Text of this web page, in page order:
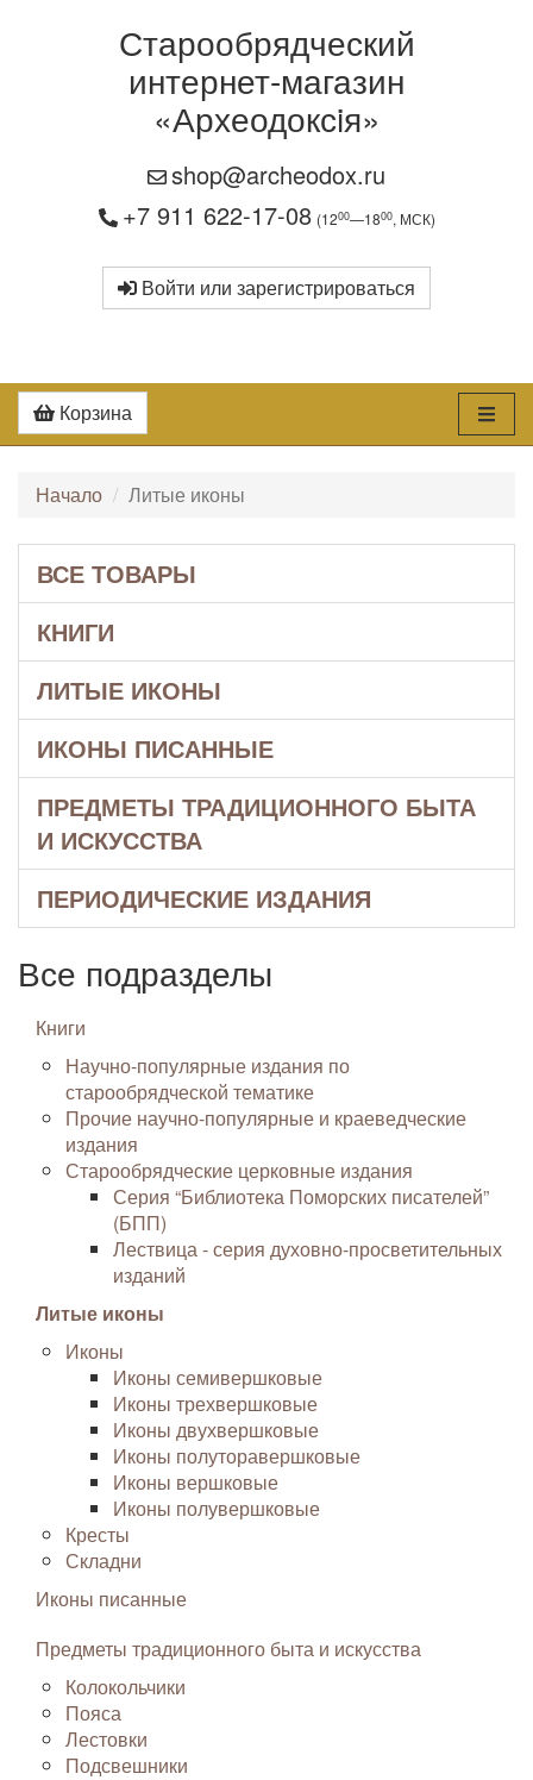
Старообрядческий
интернет-магазин
«Археодоксiя»
shop@archeodox.ru
+7 911 622-17-08 (1200—1800, МСК)
Войти или зарегистрироваться
Корзина
Начало Литые иконы
ВСЕ ТОВАРЫ
КНИГИ
ЛИТЫЕ ИКОНЫ
ИКОНЫ ПИСАННЫЕ
ПРЕДМЕТЫ ТРАДИЦИОННОГО БЫТА
И ИСКУССТВА
ПЕРИОДИЧЕСКИЕ ИЗДАНИЯ
Все подразделы
Книги
Научно-популярные издания по
старообрядческой тематике
Прочие научно-популярные и краеведческие
издания
Старообрядческие церковные издания
Серия “Библиотека Поморских писателей”
(БПП)
Лествица - серия духовно-просветительных
изданий
Литые иконы
Иконы
Иконы семивершковые
Иконы трехвершковые
Иконы двухвершковые
Иконы полуторавершковые
Иконы вершковые
Иконы полувершковые
Кресты
Складни
Иконы писанные
Предметы традиционного быта и искусства
Колокольчики
Пояса
Лестовки
Подсвешники